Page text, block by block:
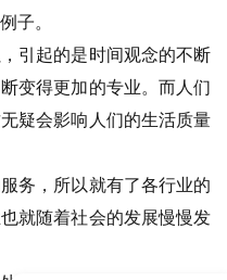
子。
引起的是时间观念的不断
变得更加的专业。而人们
疑会影响人们的生活质量
务，所以就有了各行业的
就随着社会的发展慢慢发